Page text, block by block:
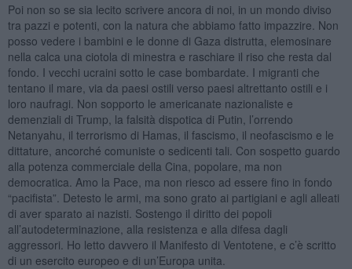
Poi non so se sia lecito scrivere ancora di noi, in un mondo diviso
tra pazzi e potenti, con la natura che abbiamo fatto impazzire. Non
posso vedere i bambini e le donne di Gaza distrutta, elemosinare
nella calca una ciotola di minestra e raschiare il riso che resta dal
fondo. I vecchi ucraini sotto le case bombardate. I migranti che
tentano il mare, via da paesi ostili verso paesi altrettanto ostili e i
loro naufragi. Non sopporto le americanate nazionaliste e
demenziali di Trump, la falsità dispotica di Putin, l’orrendo
Netanyahu, il terrorismo di Hamas, il fascismo, il neofascismo e le
dittature, ancorché comuniste o sedicenti tali. Con sospetto guardo
alla potenza commerciale della Cina, popolare, ma non
democratica. Amo la Pace, ma non riesco ad essere fino in fondo
“pacifista”. Detesto le armi, ma sono grato ai partigiani e agli alleati
di aver sparato ai nazisti. Sostengo il diritto dei popoli
all’autodeterminazione, alla resistenza e alla difesa dagli
aggressori. Ho letto davvero il Manifesto di Ventotene, e c’è scritto
di un esercito europeo e di un’Europa unita.